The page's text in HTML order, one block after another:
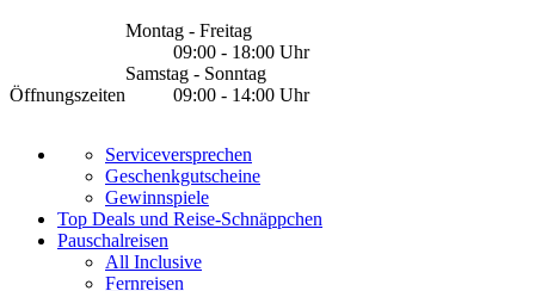
Öffnungszeiten
Montag - Freitag
09:00 - 18:00 Uhr
Samstag - Sonntag
09:00 - 14:00 Uhr
Serviceversprechen
Geschenkgutscheine
Gewinnspiele
Top Deals und Reise-Schnäppchen
Pauschalreisen
All Inclusive
Fernreisen